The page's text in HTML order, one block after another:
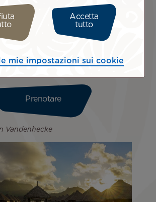
a Tahiti via Los Angeles.
e ritorno
Prenotare
Vandenhecke
Accetta
tutto
mie impostazioni sui cookie